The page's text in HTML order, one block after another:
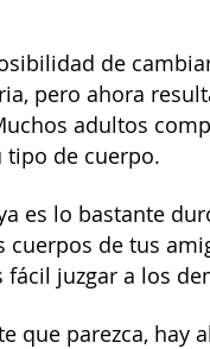
de
pero ahora
adultos
tipo de cuerpo.
es lo bastante
cuerpos de tus
juzgar a los
que parezca, hay